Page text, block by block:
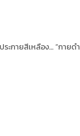
ะกายสีเหลือง… “กายดำ